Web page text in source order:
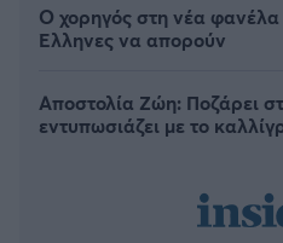
Ο χορηγός στη νέα
Έλληνες να απορούν
Αποστολία Ζώη: Ποζάρει
εντυπωσιάζει με το